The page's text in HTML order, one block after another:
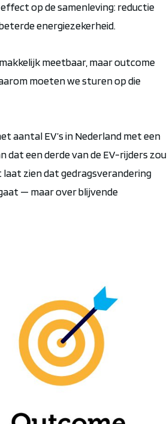
op de samenleving: reductie
energiezekerheid.
meetbaar, maar outcome
moeten we sturen op die
aantal EV’s in Nederland met een
dat een derde van de EV-rijders zou
laat zien dat gedragsverandering
— maar over blijvende